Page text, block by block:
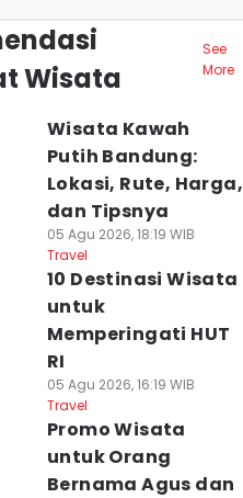
Wisata
See
More
Wisata Kawah
Putih Bandung:
Lokasi, Rute, Harga,
dan Tipsnya
05 Agu 2026, 18:19 WIB
Travel
10 Destinasi Wisata
untuk
Memperingati HUT
RI
05 Agu 2026, 16:19 WIB
Travel
Promo Wisata
untuk Orang
Bernama Agus dan